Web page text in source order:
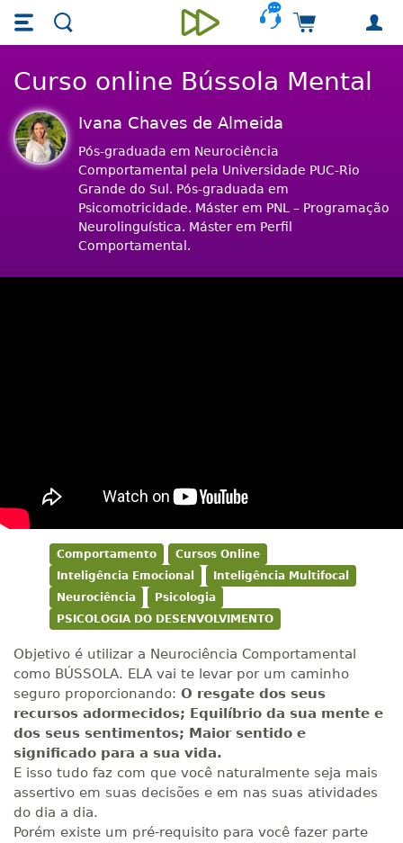
Skip main navigation
Skip to main content
Unieducar
Carrinho de
Curso online Bússola Mental
Ivana Chaves de Almeida
Pós-graduada em Neurociência
Comportamental pela Universidade PUC-Rio
Grande do Sul. Pós-graduada em
Psicomotricidade. Máster em PNL – Programação
Neurolinguística. Máster em Perfil
Comportamental.
Comportamento
Cursos Online
Inteligência Emocional
Inteligência Multifocal
Neurociência
Psicologia
PSICOLOGIA DO DESENVOLVIMENTO
Objetivo é utilizar a Neurociência Comportamental
como BÚSSOLA. ELA vai te levar por um caminho
seguro proporcionando: O resgate dos seus
recursos adormecidos; Equilíbrio da sua mente e
dos seus sentimentos; Maior sentido e
significado para a sua vida.
E isso tudo faz com que você naturalmente seja mais
assertivo em suas decisões e em nas suas atividades
do dia a dia.
Porém existe um pré-requisito para você fazer parte